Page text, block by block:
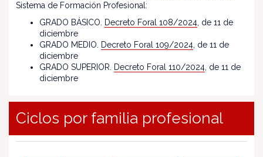
Sistema de Formación Profesional:
GRADO BÁSICO.
Decreto Foral 108/2024 , de 11 de
diciembre
GRADO MEDIO.
Decreto Foral 109/2024 , de 11 de
diciembre
GRADO SUPERIOR.
Decreto Foral 110/2024 , de 11 de
diciembre
Ciclos por familia profesional